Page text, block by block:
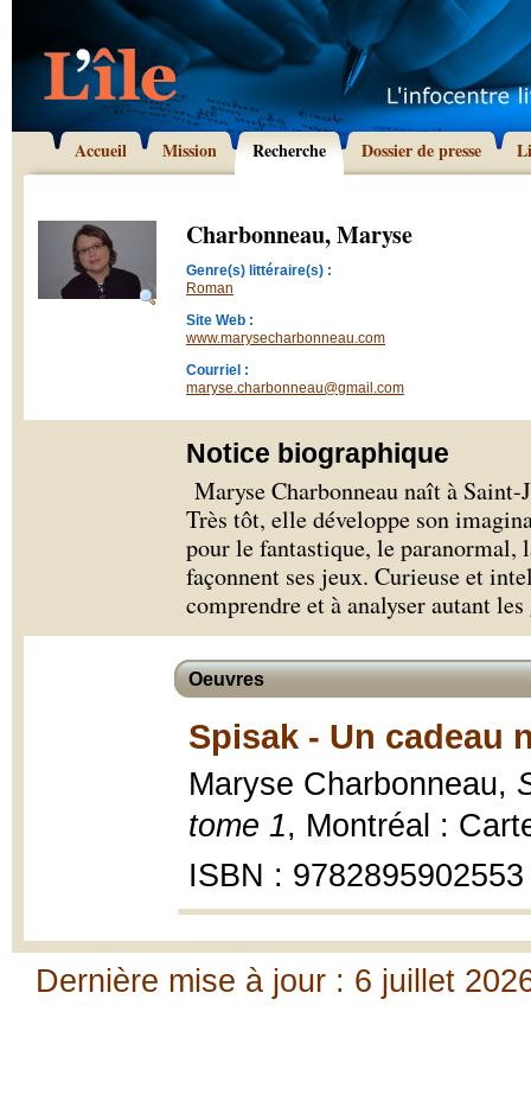
Accueil Mission Recherche Dossier de presse
Charbonneau, Maryse
Genre(s) littéraire(s) :
Roman
Site Web :
www.marysecharbonneau.com
Courriel :
maryse.charbonneau@gmail.com
Notice biographique
Maryse Charbonneau naît à
Très tôt, elle développe son
pour le fantastique, le
façonnent ses jeux. Curieuse et
comprendre et à analyser autant
Oeuvres
Spisak - Un cadeau
Maryse Charbonneau,
tome 1, Montréal :
ISBN : 9782895902553
Dernière mise à jour : 6 juillet